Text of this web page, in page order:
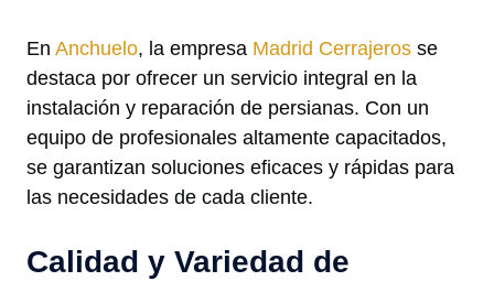
En Anchuelo, la empresa Madrid Cerrajeros se
destaca por ofrecer un servicio integral en la
instalación y reparación de persianas. Con un
equipo de profesionales altamente capacitados,
se garantizan soluciones eficaces y rápidas para
las necesidades de cada cliente.
Calidad y Variedad de